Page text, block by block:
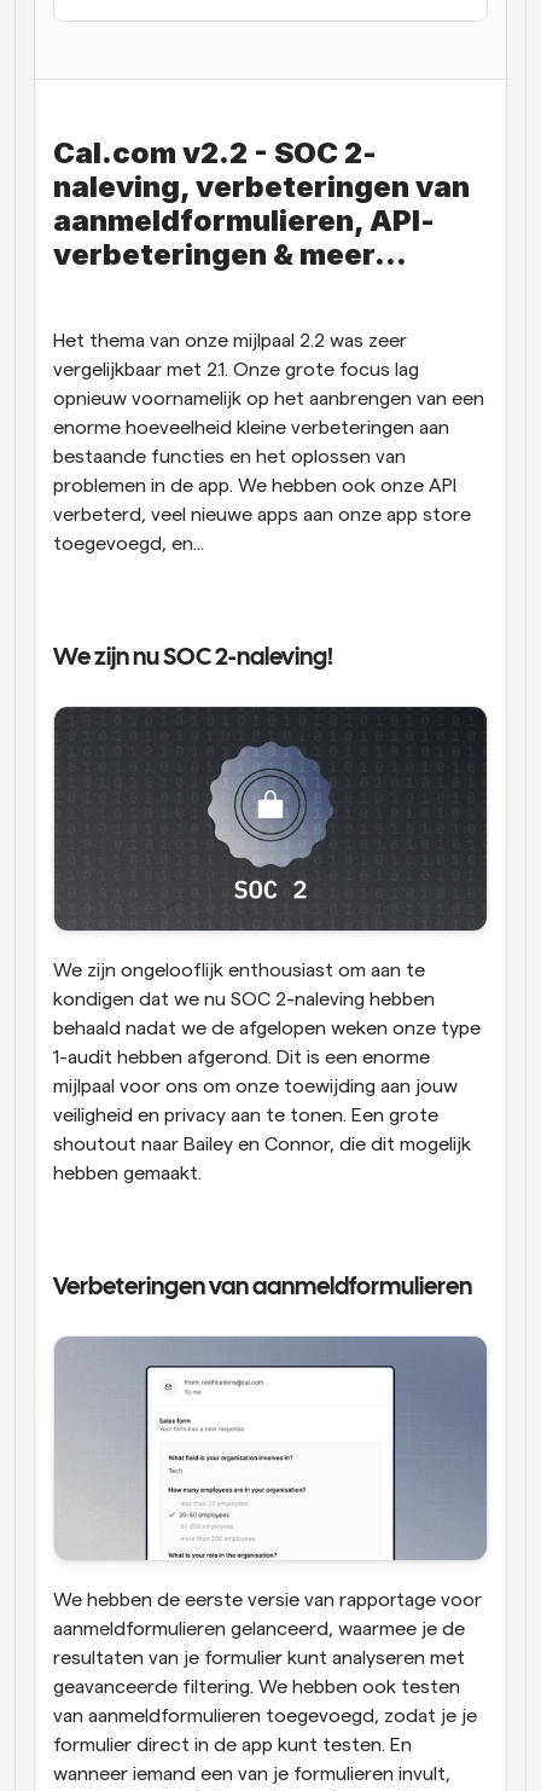
Supercharged planning met AI-gestuurde
oproepen
Blijf op de hoogte van het laatste nieuws en updates
Instant Vergaderingen
Ontmoet cliënten binnen enkele minuten
Ontvang een melding wanneer er iets gebeurt
Cal.com v2.2 - SOC 2-
naleving, verbeteringen van
aanmeldformulieren, API-
verbeteringen & meer...
Het thema van onze mijlpaal 2.2 was zeer
vergelijkbaar met 2.1. Onze grote focus lag
opnieuw voornamelijk op het aanbrengen van een
enorme hoeveelheid kleine verbeteringen aan
bestaande functies en het oplossen van
problemen in de app. We hebben ook onze API
verbeterd, veel nieuwe apps aan onze app store
toegevoegd, en...
We zijn nu SOC 2-naleving!
We zijn ongelooflijk enthousiast om aan te
kondigen dat we nu SOC 2-naleving hebben
behaald nadat we de afgelopen weken onze type
1-audit hebben afgerond. Dit is een enorme
mijlpaal voor ons om onze toewijding aan jouw
veiligheid en privacy aan te tonen. Een grote
shoutout naar Bailey en Connor, die dit mogelijk
hebben gemaakt.
Verbeteringen van aanmeldformulieren
We hebben de eerste versie van rapportage voor
aanmeldformulieren gelanceerd, waarmee je de
resultaten van je formulier kunt analyseren met
geavanceerde filtering. We hebben ook testen
van aanmeldformulieren toegevoegd, zodat je je
formulier direct in de app kunt testen. En
wanneer iemand een van je formulieren invult,